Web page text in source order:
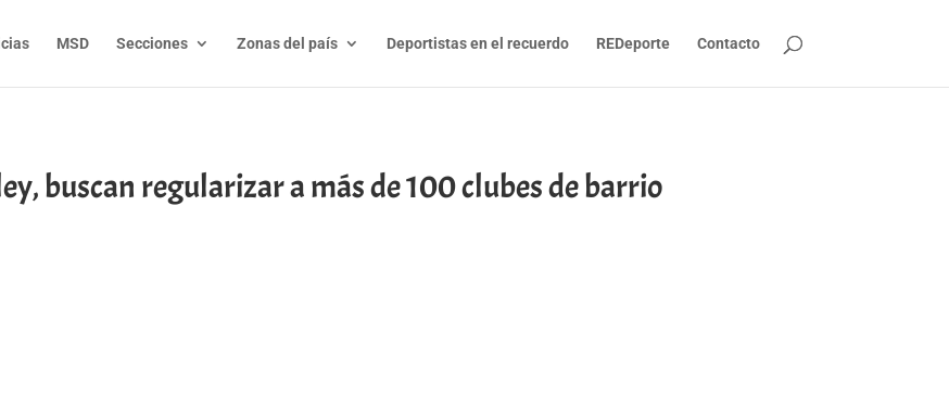
MSD Secciones Zonas del país Deportistas en el recuerdo REDeporte Contacto
buscan regularizar a más de 100 clubes de barrio